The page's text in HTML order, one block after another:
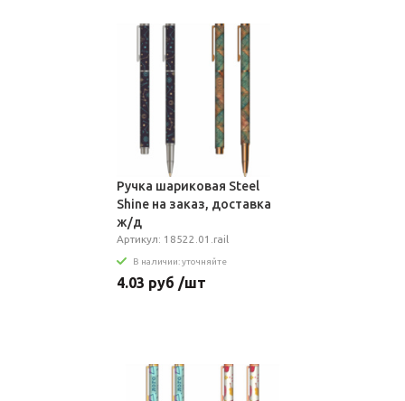
Ручка шариковая Steel
Shine на заказ, доставка
ж/д
Артикул: 18522.01.rail
В наличии: уточняйте
4.03 руб /шт